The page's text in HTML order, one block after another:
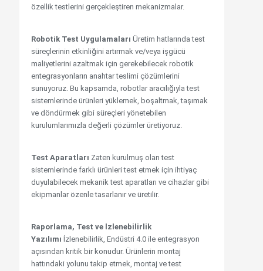
özellik testlerini gerçekleştiren mekanizmalar.
Robotik Test Uygulamaları Üretim hatlarında test
süreçlerinin etkinliğini artırmak ve/veya işgücü
maliyetlerini azaltmak için gerekebilecek robotik
entegrasyonların anahtar teslimi çözümlerini
sunuyoruz. Bu kapsamda, robotlar aracılığıyla test
sistemlerinde ürünleri yüklemek, boşaltmak, taşımak
ve döndürmek gibi süreçleri yönetebilen
kurulumlarımızla değerli çözümler üretiyoruz.
Test Aparatları Zaten kurulmuş olan test
sistemlerinde farklı ürünleri test etmek için ihtiyaç
duyulabilecek mekanik test aparatları ve cihazlar gibi
ekipmanlar özenle tasarlanır ve üretilir.
Raporlama, Test ve İzlenebilirlik
Yazılımı İzlenebilirlik, Endüstri 4.0 ile entegrasyon
açısından kritik bir konudur. Ürünlerin montaj
hattındaki yolunu takip etmek, montaj ve test